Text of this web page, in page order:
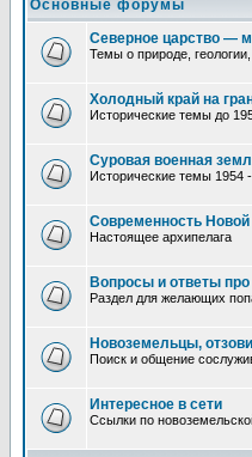
Основные форумы
Северное царство —
Темы о природе,
Холодный край на
Исторические темы до
Суровая военная
Исторические темы 1954 -
Современность
Настоящее архипелага
Вопросы и ответы
Раздел для желающих
Новоземельцы,
Поиск и общение
Интересное в сети
Ссылки по